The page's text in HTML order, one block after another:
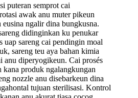
puteran semprot cai
awak anu muter pikeun
eusina ngalir dina bungkusna.
didinginkan ku penukar
uap sareng cai pendingin moal
sareng teu aya bahan kimia
anu diperyogikeun. Cai prosés
kana produk ngalangkungan
nozzle anu disebarkeun dina
tujuan sterilisasi. Kontrol